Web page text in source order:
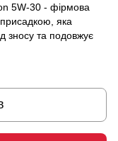
5W-30 - фірмова
яка
зносу та подовжує